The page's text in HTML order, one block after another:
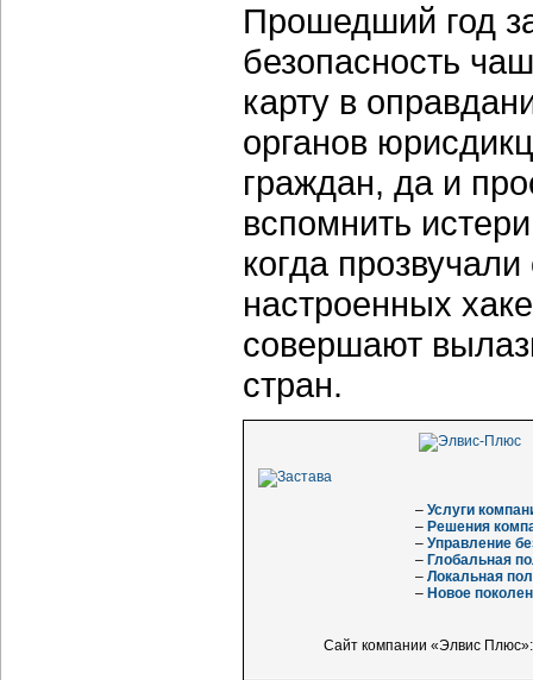
Прошедший год
безопасность
карту в
органов
граждан, да и
вспомнить
когда
настроенных
совершают
стран.
– Услуги
– Решения
– Управление
– Глобальная
– Локальная
– Новое
Сайт компании «Элвис